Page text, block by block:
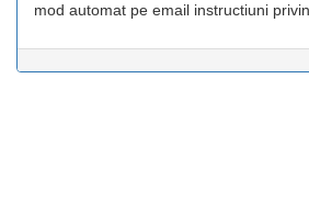
mod automat pe email instructiuni